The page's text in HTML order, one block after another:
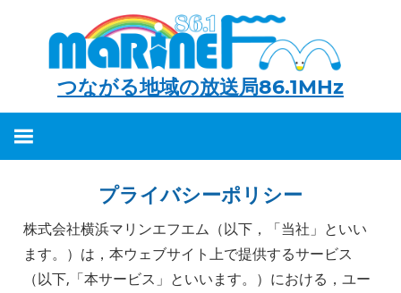
つながる地域の放送局86.1MHz
つ
な
地
域
の
プライバシーポリシー
株式会社横浜マリンエフエム（以下，「当社」といい
ます。）は，本ウェブサイト上で提供するサービス
（以下,「本サービス」といいます。）における，ユー